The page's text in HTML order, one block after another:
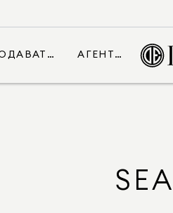
ПРОДАВАТИ АГЕНТИ